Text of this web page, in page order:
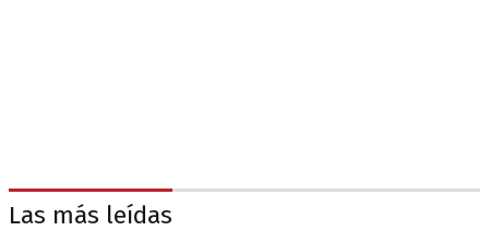
Las más leídas